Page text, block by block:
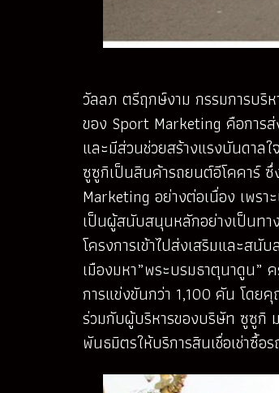
วัลลภ ตรีฤกษ์งาม กรรมการบริ
ของ Sport Marketing คือการ
และมีส่วนช่วยสร้างแรงบันดาล
ซูซูกิเป็นสินค้ารถยนต์อีโคคาร์
Marketing อย่างต่อเนื่อง เพร
เป็นผู้สนับสนุนหลักอย่างเป็นท
โครงการเข้าไปส่งเสริมและส
เมืองมหา”พระบรมธาตุนาดูน”
การแข่งขันกว่า 1,100 คัน โดย
ร่วมกับผู้บริหารของบริษัท ซูซูกิ
พันธมิตรให้บริการสินเชื่อเช่าซื้